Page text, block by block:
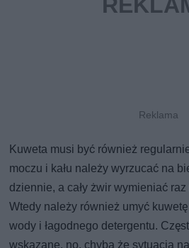
Kuweta musi być również
moczu i kału należy wyrzucać na
dziennie, a cały żwir wymieniać
Wtedy należy również umyć
wody i łagodnego detergentu.
wskazane, no, chyba że sytuacja